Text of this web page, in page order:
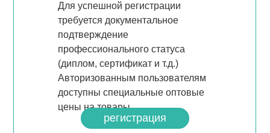
Для успешной регистрации
требуется документальное
подтверждение
профессионального статуса
(диплом, сертификат и т.д.)
Авторизованным пользователям
доступны специальные оптовые
цены на товары.
регистрация